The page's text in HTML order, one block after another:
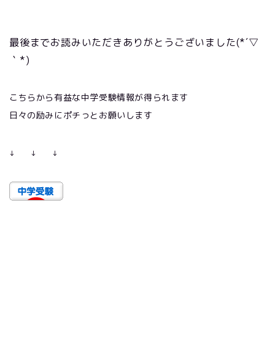
最後までお読みいただきありがとうございました(*´▽
｀*)
こちらから有益な中学受験情報が得られます
日々の励みにポチっとお願いします
↓ ↓ ↓